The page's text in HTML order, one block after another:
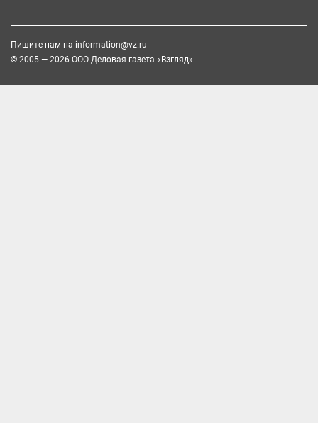
Пишите нам на information@vz.ru
© 2005 — 2026 ООО Деловая газета «Взгляд»